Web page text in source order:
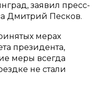
заявил пресс-
Дмитрий Песков.
мерах
президента,
меры всегда
не стали